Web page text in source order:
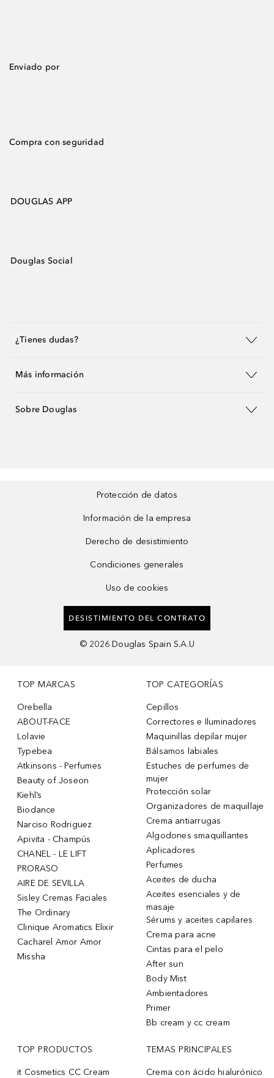
Enviado por
Compra con seguridad
DOUGLAS APP
Douglas Social
¿Tienes dudas?
Más información
Sobre Douglas
Protección de datos
Información de la empresa
Derecho de desistimiento
Condiciones generales
Uso de cookies
DESISTIMIENTO DEL CONTRATO
© 2026 Douglas Spain S.A.U
TOP MARCAS
Orebella
ABOUT-FACE
Lolavie
Typebea
Atkinsons - Perfumes
Beauty of Joseon
Kiehl’s
Biodance
Narciso Rodriguez
Apivita - Champús
CHANEL - LE LIFT
PRORASO
AIRE DE SEVILLA
Sisley Cremas Faciales
The Ordinary
Clinique Aromatics Elixir
Cacharel Amor Amor
Missha
TOP CATEGORÍAS
Cepillos
Correctores e Iluminadores
Maquinillas depilar mujer
Bálsamos labiales
Estuches de perfumes de
mujer
Protección solar
Organizadores de maquillaje
Crema antiarrugas
Algodones smaquillantes
Aplicadores
Perfumes
Aceites de ducha
Aceites esenciales y de
masaje
Sérums y aceites capilares
Crema para acne
Cintas para el pelo
After sun
Body Mist
Ambientadores
Primer
Bb cream y cc cream
TOP PRODUCTOS
it Cosmetics CC Cream
TEMAS PRINCIPALES
Crema con ácido hialurónico